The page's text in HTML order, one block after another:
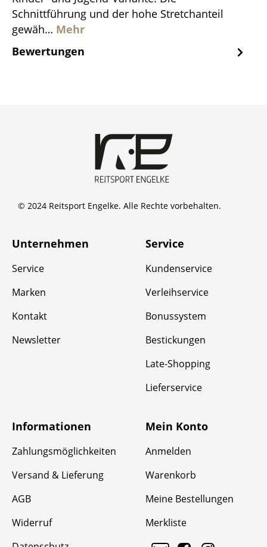
Schnittführung und der hohe Stretchanteil
gewäh… Mehr
Bewertungen
© 2024 Reitsport Engelke. Alle Rechte vorbehalten.
Unternehmen
Service
Marken
Kontakt
Newsletter
Service
Kundenservice
Verleihservice
Bonussystem
Bestickungen
Late-Shopping
Lieferservice
Informationen
Zahlungsmöglichkeiten
Versand & Lieferung
AGB
Widerruf
Mein Konto
Anmelden
Warenkorb
Meine Bestellungen
Merkliste